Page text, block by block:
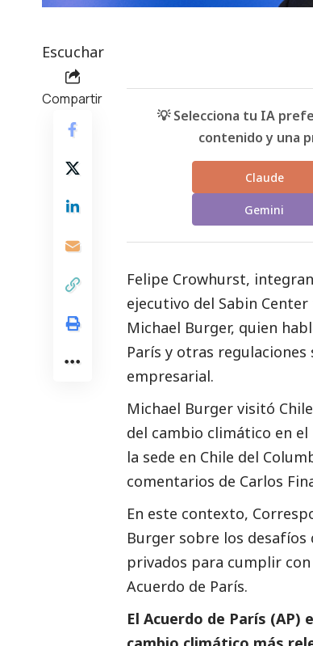
Escuchar
Compartir
💡 Selecciona tu IA
contenido y una
Claude
Gemini
Felipe Crowhurst,
ejecutivo del Sabin
Michael Burger, quien
París y otras
empresarial.
Michael Burger visitó
del cambio climático en
la sede en Chile del
comentarios de Carlos
En este contexto,
Burger sobre los
privados para cumplir
Acuerdo de París.
El Acuerdo de París